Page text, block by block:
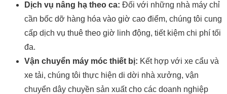
Dịch vụ nâng hạ theo ca: Đối với những nhà máy chỉ
cần bốc dỡ hàng hóa vào giờ cao điểm, chúng tôi cung
cấp dịch vụ thuê theo giờ linh động, tiết kiệm chi phí tối
đa.
Vận chuyển máy móc thiết bị: Kết hợp với xe cẩu và
xe tải, chúng tôi thực hiện di dời nhà xưởng, vận
chuyển dây chuyền sản xuất cho các doanh nghiệp